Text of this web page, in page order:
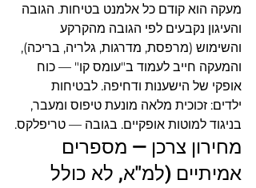
מעקה הוא קודם כל אלמנט בטיחות. הגובה
והעיגון נקבעים לפי הגובה מהקרקע
והשימוש (מרפסת, מדרגות, גלריה, בריכה),
והמעקה חייב לעמוד ב"עומס קו" — כוח
אופקי של הישענות ודחיפה. לבטיחות
ילדים: זכוכית מלאה מונעת טיפוס ומעבר,
בניגוד למוטות אופקיים. בגובה — טריפלקס.
מחירון צרכן — מספרים
אמיתיים (למ"א, לא כולל